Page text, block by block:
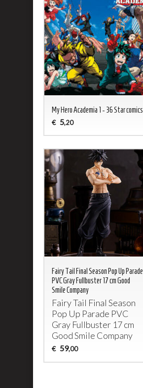
My Hero Academia 1 - 36 Star comics
€ 5,20
Fairy Tail Final Season Pop Up Parade
PVC Gray Fullbuster 17 cm Good
Smile Company
Fairy Tail Final Season
Pop Up Parade PVC
Gray Fullbuster 17 cm
Good Smile Company
€ 59,00